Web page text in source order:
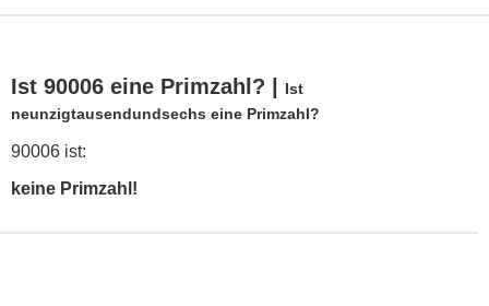
Ist 90006 eine Primzahl? |
Ist
neunzigtausendundsechs eine Primzahl?
90006 ist:
keine Primzahl!